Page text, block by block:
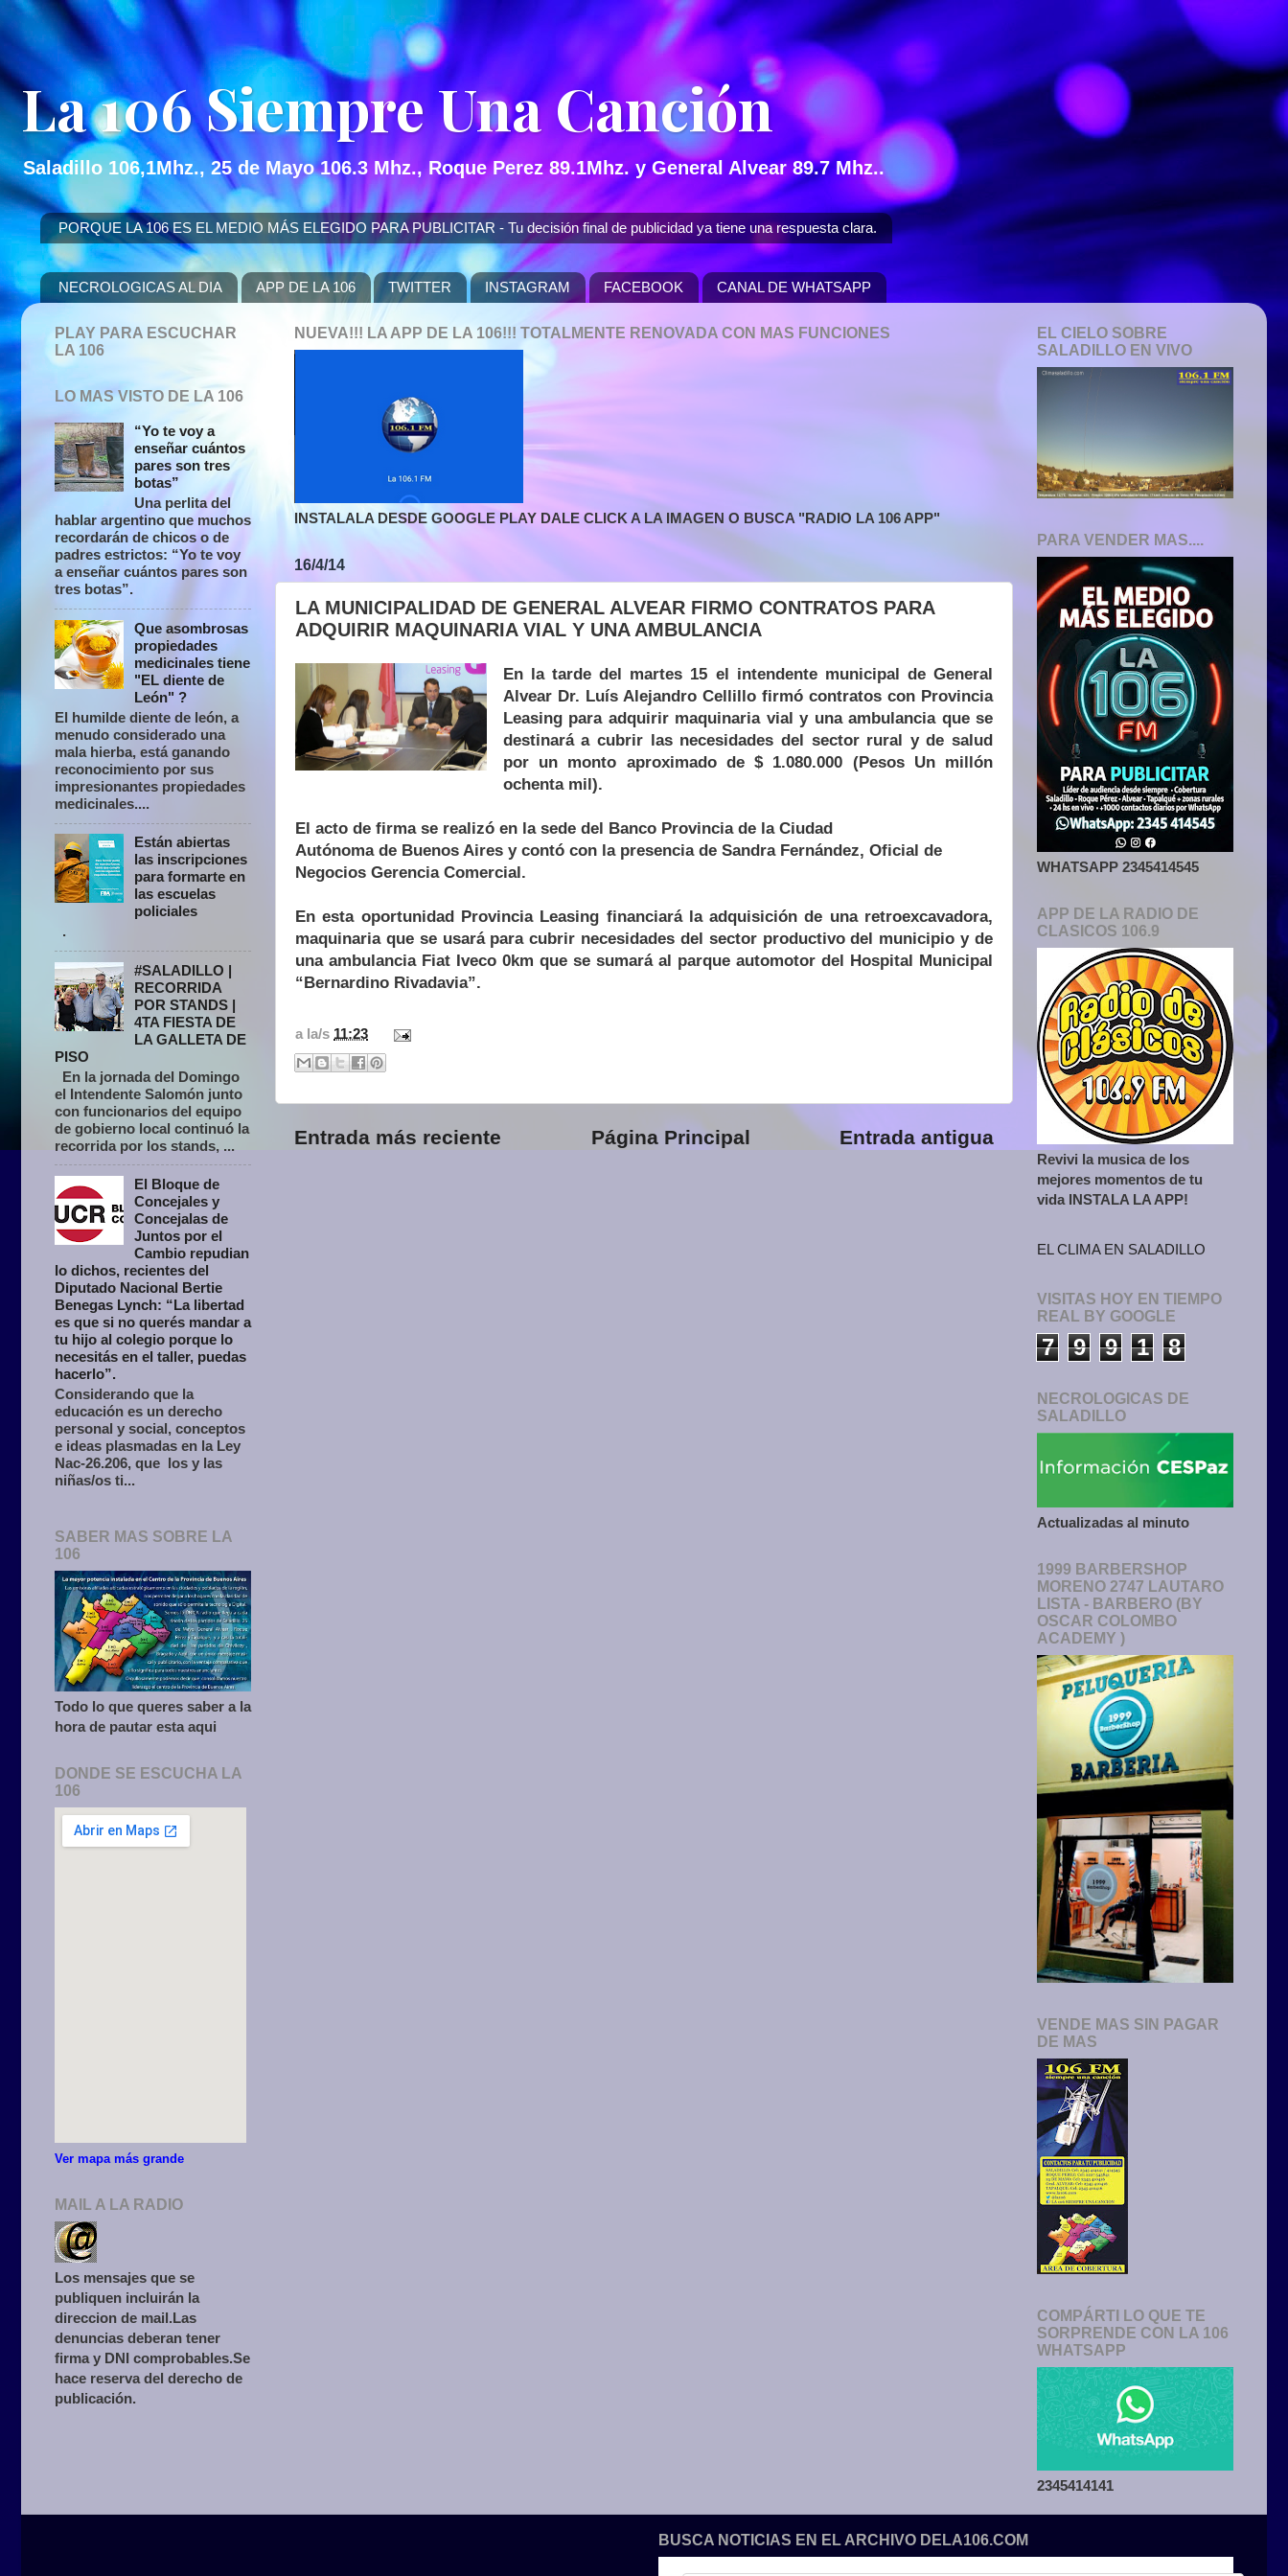
La 106 Siempre Una Canción
Saladillo 106,1Mhz., 25 de Mayo 106.3 Mhz., Roque Perez 89.1Mhz. y General Alvear 89.7 Mhz..
PORQUE LA 106 ES EL MEDIO MÁS ELEGIDO PARA PUBLICITAR - Tu decisión final de publicidad ya tiene una respuesta clara.
NECROLOGICAS AL DIA APP DE LA 106 TWITTER INSTAGRAM FACEBOOK CANAL DE WHATSAPP
NUEVA!!! LA APP DE LA 106!!! TOTALMENTE RENOVADA CON MAS FUNCIONES
INSTALALA DESDE GOOGLE PLAY DALE CLICK A LA IMAGEN O BUSCA "RADIO LA 106 APP"
16/4/14
LA MUNICIPALIDAD DE GENERAL ALVEAR FIRMO CONTRATOS PARA
ADQUIRIR MAQUINARIA VIAL Y UNA AMBULANCIA
En la tarde del martes 15 el intendente municipal de General
Alvear Dr. Luís Alejandro Cellillo firmó contratos con Provincia
Leasing para adquirir maquinaria vial y una ambulancia que se
destinará a cubrir las necesidades del sector rural y de salud
por un monto aproximado de $ 1.080.000 (Pesos Un millón
ochenta mil).
El acto de firma se realizó en la sede del Banco Provincia de la Ciudad
Autónoma de Buenos Aires y contó con la presencia de Sandra Fernández, Oficial de
Negocios Gerencia Comercial.
En esta oportunidad Provincia Leasing financiará la adquisición de una retroexcavadora,
maquinaria que se usará para cubrir necesidades del sector productivo del municipio y de
una ambulancia Fiat Iveco 0km que se sumará al parque automotor del Hospital Municipal
“Bernardino Rivadavia”.
a la/s 11:23
Entrada más reciente Entrada antigua
Página Principal
PLAY PARA ESCUCHAR
LA 106
LO MAS VISTO DE LA 106
“Yo te voy a
enseñar cuántos
pares son tres
botas”
Una perlita del
hablar argentino que muchos
recordarán de chicos o de
padres estrictos: “Yo te voy
a enseñar cuántos pares son
tres botas”.
Que asombrosas
propiedades
medicinales tiene
"EL diente de
León" ?
El humilde diente de león, a
menudo considerado una
mala hierba, está ganando
reconocimiento por sus
impresionantes propiedades
medicinales....
Están abiertas
las inscripciones
para formarte en
las escuelas
policiales
.
#SALADILLO |
RECORRIDA
POR STANDS |
4TA FIESTA DE
LA GALLETA DE
PISO
En la jornada del Domingo
el Intendente Salomón junto
con funcionarios del equipo
de gobierno local continuó la
recorrida por los stands, ...
El Bloque de
Concejales y
Concejalas de
Juntos por el
Cambio repudian
lo dichos, recientes del
Diputado Nacional Bertie
Benegas Lynch: “La libertad
es que si no querés mandar a
tu hijo al colegio porque lo
necesitás en el taller, puedas
hacerlo”.
Considerando que la
educación es un derecho
personal y social, conceptos
e ideas plasmadas en la Ley
Nac-26.206, que los y las
niñas/os ti...
SABER MAS SOBRE LA
106
Todo lo que queres saber a la
hora de pautar esta aqui
DONDE SE ESCUCHA LA
106
Ver mapa más grande
MAIL A LA RADIO
Los mensajes que se
publiquen incluirán la
direccion de mail.Las
denuncias deberan tener
firma y DNI comprobables.Se
hace reserva del derecho de
publicación.
EL CIELO SOBRE
SALADILLO EN VIVO
PARA VENDER MAS....
WHATSAPP 2345414545
APP DE LA RADIO DE
CLASICOS 106.9
Revivi la musica de los
mejores momentos de tu
vida INSTALA LA APP!
EL CLIMA EN SALADILLO
VISITAS HOY EN TIEMPO
REAL BY GOOGLE
7 9 9 1 8
NECROLOGICAS DE
SALADILLO
Actualizadas al minuto
1999 BARBERSHOP
MORENO 2747 LAUTARO
LISTA - BARBERO (BY
OSCAR COLOMBO
ACADEMY )
VENDE MAS SIN PAGAR
DE MAS
COMPÁRTI LO QUE TE
SORPRENDE CON LA 106
WHATSAPP
2345414141
BUSCA NOTICIAS EN EL ARCHIVO DELA106.COM